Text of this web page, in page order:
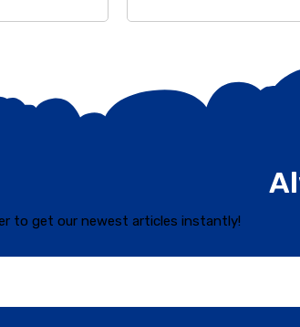
to get our newest articles instantly!